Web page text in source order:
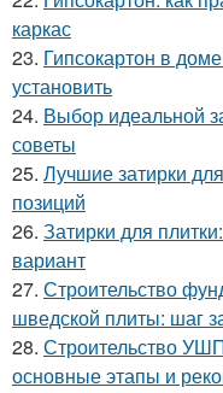
каркас
23. Гипсокартон в
установить
24. Выбор идеальной
советы
25. Лучшие затирки
позиций
26. Затирки для
вариант
27. Строительство
шведской плиты: шаг
28. Строительство
основные этапы и